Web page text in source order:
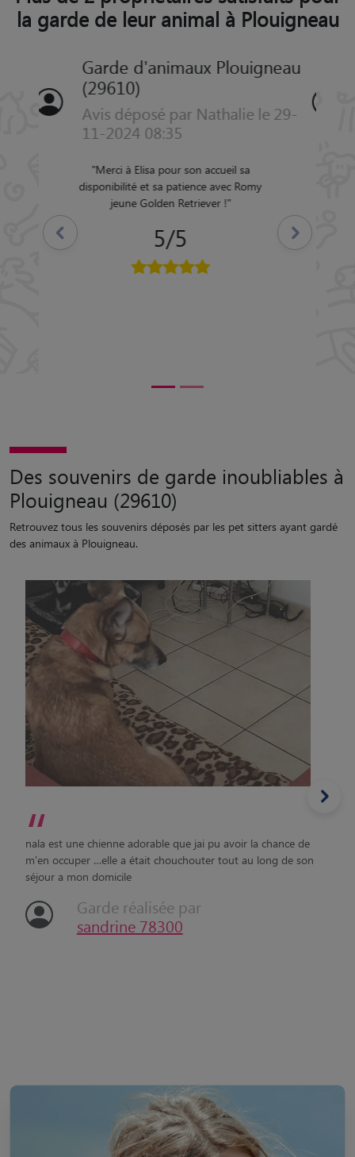
la garde de leur animal à Plouigneau
Garde d'animaux Plouigneau
(29610)
Avis déposé par Aline le 24-05-
2023 07:55
Merci à Elise, Elise à très bien soigner mes
3 chats Léo, Cléa et Silky pendant une
semaine, Sachant que Silky à la leucémie,
particulière (foie et du coeur) pour ses
globules rouges Elise à très bien gérer son
traitement et son alimentation. Mes loulous
Précédent Suivant
Des souvenirs de garde inoubliables à
Plouigneau (29610)
Retrouvez tous les souvenirs déposés par les pet sitters ayant gardé
des animaux à Plouigneau.
“
nala est une chienne adorable que jai pu avoir la chance de
m'en occuper …elle a était chouchouter tout au long de son
séjour a mon domicile
Garde réalisée par
sandrine 78300